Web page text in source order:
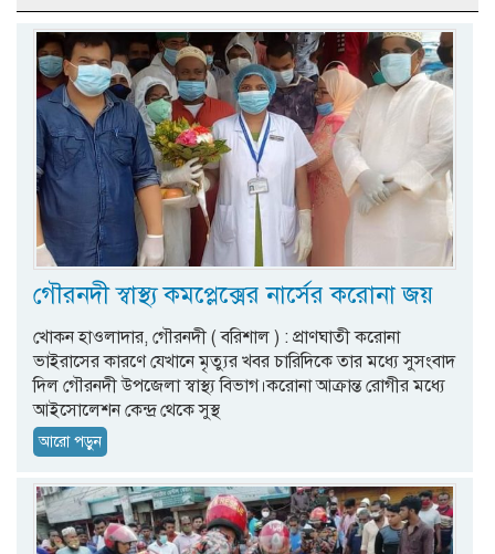
গৌরনদী স্বাস্থ্য কমপ্লেক্সের নার্সের করোনা জয়
খোকন হাওলাদার, গৌরনদী ( বরিশাল ) : প্রাণঘাতী করোনা
ভাইরাসের কারণে যেখানে মৃত্যুর খবর চারিদিকে তার মধ্যে সুসংবাদ
দিল গৌরনদী উপজেলা স্বাস্থ্য বিভাগ।করোনা আক্রান্ত রোগীর মধ্যে
আইসোলেশন কেন্দ্র থেকে সুস্থ
আরো পড়ুন